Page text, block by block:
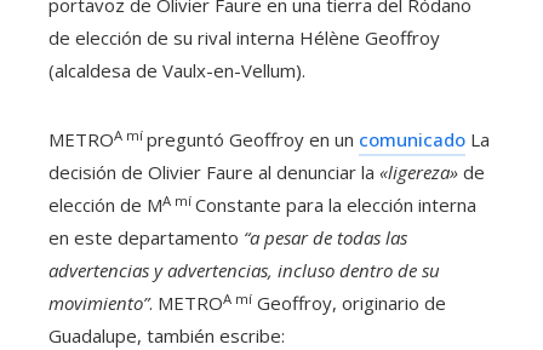
portavoz de Olivier Faure en una tierra del Ródano
de elección de su rival interna Hélène Geoffroy
(alcaldesa de Vaulx-en-Vellum).
METROA mí preguntó Geoffroy en un comunicado La
decisión de Olivier Faure al denunciar la «ligereza» de
elección de MA mí Constante para la elección interna
en este departamento “a pesar de todas las
advertencias y advertencias, incluso dentro de su
movimiento”. METROA mí Geoffroy, originario de
Guadalupe, también escribe: